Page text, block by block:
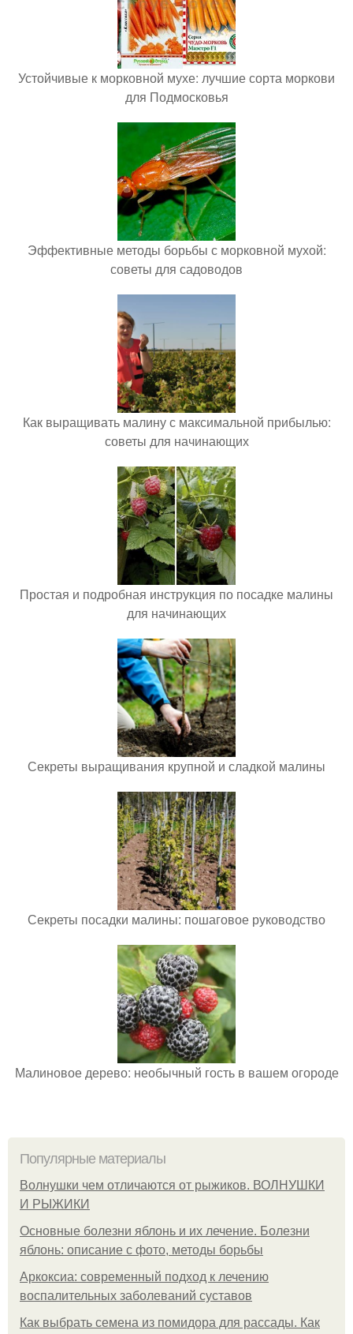
Устойчивые к морковной мухе: лучшие сорта моркови
для Подмосковья
Эффективные методы борьбы с морковной мухой:
советы для садоводов
Как выращивать малину с максимальной прибылью:
советы для начинающих
Простая и подробная инструкция по посадке малины
для начинающих
Секреты выращивания крупной и сладкой малины
Секреты посадки малины: пошаговое руководство
Малиновое дерево: необычный гость в вашем огороде
Популярные материалы
Волнушки чем отличаются от рыжиков. ВОЛНУШКИ
И РЫЖИКИ
Основные болезни яблонь и их лечение. Болезни
яблонь: описание с фото, методы борьбы
Аркоксиа: современный подход к лечению
воспалительных заболеваний суставов
Как выбрать семена из помидора для рассады. Как